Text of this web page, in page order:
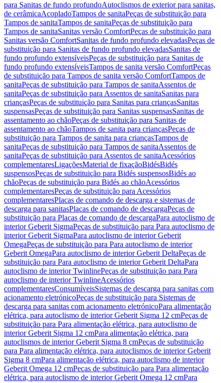
para Sanitas de fundo profundoAutoclismos de exterior para sanitas,
de cerâmicaAcopladoTampos de sanitaPeças de substituição para
Tampos de sanitaTampos de sanitaPeças de substituição para
Tampos de sanitaSanitas versão ComfortPeças de substituição para
Sanitas versão ComfortSanitas de fundo profundo elevadasPeças de
substituição para Sanitas de fundo profundo elevadasSanitas de
fundo profundo extensíveisPeças de substituição para Sanitas de
fundo profundo extensíveisTampos de sanita versão ComfortPeças
de substituição para Tampos de sanita versão ComfortTampos de
sanitaPeças de substituição para Tampos de sanitaAssentos de
sanitaPeças de substituição para Assentos de sanitaSanitas para
criançasPeças de substituição para Sanitas para criançasSanitas
suspensasPeças de substituição para Sanitas suspensasSanitas de
assentamento ao chãoPeças de substituição para Sanitas de
assentamento ao chãoTampos de sanita para criançasPeças de
substituição para Tampos de sanita para criançasTampos de
sanitaPeças de substituição para Tampos de sanitaAssentos de
sanitaPeças de substituição para Assentos de sanitaAcessórios
complementaresLigaçõesMaterial de fixaçãoBidésBidés
suspensosPeças de substituição para Bidés suspensosBidés ao
chãoPeças de substituição para Bidés ao chãoAcessórios
complementaresPeças de substituição para Acessórios
complementaresPlacas de comando de descarga e sistemas de
descarga para sanitasPlacas de comando de descargaPeças de
substituição para Placas de comando de descargaPara autoclismo de
interior Geberit SigmaPeças de substituição para Para autoclismo de
interior Geberit SigmaPara autoclismo de interior Geberit
OmegaPeças de substituição para Para autoclismo de interior
Geberit OmegaPara autoclismo de interior Geberit DeltaPeças de
substituição para Para autoclismo de interior Geberit DeltaPara
autoclismo de interior TwinlinePeças de substituição para Para
autoclismo de interior TwinlineAcessórios
complementaresConsumíveisSistemas de descarga para sanitas com
acionamento eletrónicoPeças de substituição para Sistemas de
descarga para sanitas com acionamento eletrónicoPara alimentação
elétrica, para autoclismo de interior Geberit Sigma 12 cmPeças de
substituição para Para alimentação elétrica, para autoclismo de
interior Geberit Sigma 12 cmPara alimentação elétrica, para
autoclismos de interior Geberit Sigma 8 cmPeças de substituição
para Para alimentação elétrica, para autoclismos de interior Geberit
Sigma 8 cmPara alimentação elétrica, para autoclismo de interior
Geberit Omega 12 cmPeças de substituição para Para alimentação
elétrica, para autoclismo de interior Geberit Omega 12 cmPara